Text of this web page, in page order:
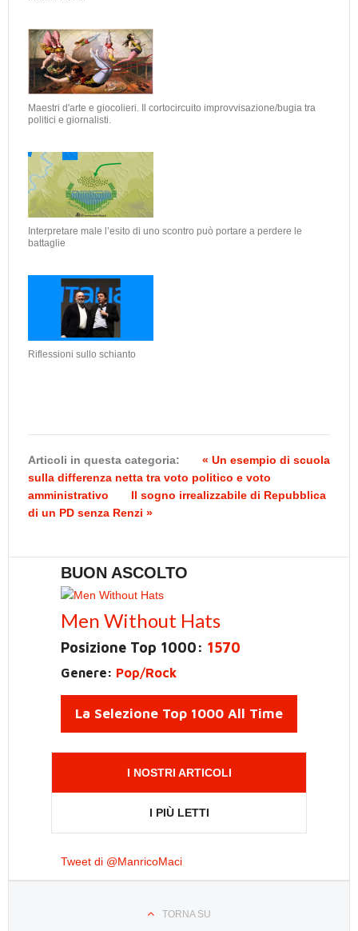
Maestri d'arte e giocolieri. Il cortocircuito improvvisazione/bugia tra
politici e giornalisti.
Interpretare male l’esito di uno scontro può portare a perdere le
battaglie
Riflessioni sullo schianto
Articoli in questa categoria:
« Un esempio di scuola
sulla differenza netta tra voto politico e voto
amministrativo
Il sogno irrealizzabile di Repubblica
di un PD senza Renzi »
BUON ASCOLTO
Men Without Hats
Posizione Top 1000: 1570
Genere: Pop/Rock
La Selezione Top 1000 All Time
I NOSTRI ARTICOLI
I PIÙ LETTI
Tweet di @ManricoMaci
TORNA SU